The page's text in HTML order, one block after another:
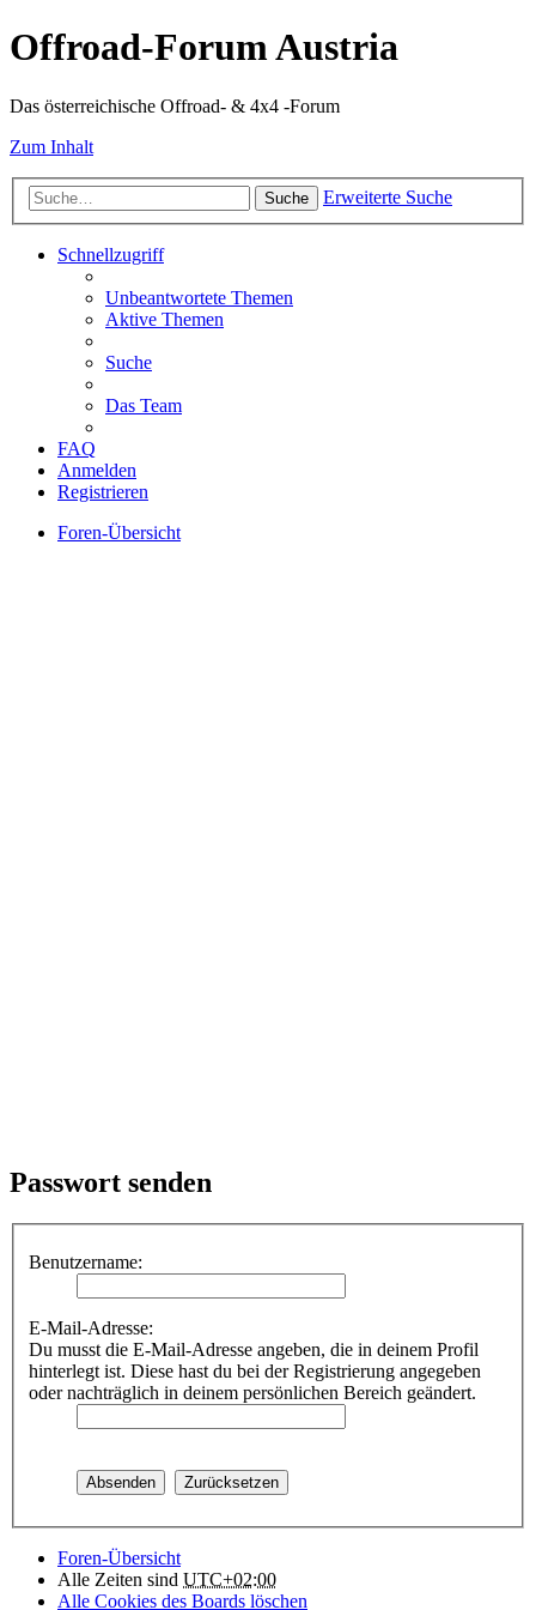
Offroad-Forum Austria
Das österreichische Offroad- & 4x4 -Forum
Zum Inhalt
Suche Erweiterte Suche
Schnellzugriff
Unbeantwortete Themen
Aktive Themen
Suche
Das Team
FAQ
Anmelden
Registrieren
Foren-Übersicht
Passwort senden
Benutzername:
E-Mail-Adresse:
Du musst die E-Mail-Adresse angeben, die in deinem Profil
hinterlegt ist. Diese hast du bei der Registrierung angegeben
oder nachträglich in deinem persönlichen Bereich geändert.
Foren-Übersicht
Alle Zeiten sind UTC+02:00
Alle Cookies des Boards löschen